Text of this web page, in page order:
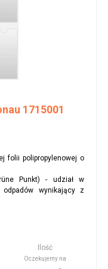
1715001
folii polipropylenowej o
Punkt) - udział w
wynikający z
Ilość
Oczekujemy na